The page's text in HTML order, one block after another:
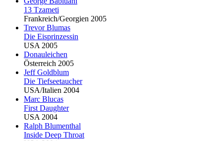
13 Tzameti
Frankreich/Georgien 2005
TrevorBlumas
Die Eisprinzessin
USA 2005
Donauleichen
Österreich 2005
Jeff Goldblum
Die Tiefseetaucher
USA/Italien 2004
Marc Blucas
First Daughter
USA 2004
Ralph Blumenthal
Inside Deep Throat